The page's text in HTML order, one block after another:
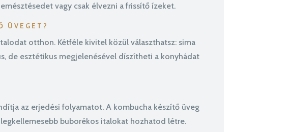
vagy csak élvezni a frissítő ízeket.
ÜVEGET?
otthon. Kétféle kivitel közül választhatsz: sima
de esztétikus megjelenésével díszítheti a konyhádat
az erjedési folyamatot. A kombucha készítő üveg
buborékos italokat hozhatod létre.